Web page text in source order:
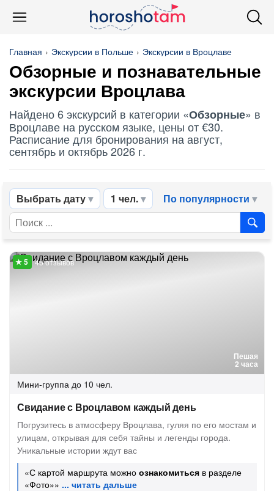
Главная Экскурсии в Польше Экскурсии в Вроцлаве
Обзорные и познавательные
экскурсии Вроцлава
Найдено 6 экскурсий в категории «Обзорные» в
Вроцлаве на русском языке, цены от €30.
Расписание для бронирования на август,
сентябрь и октябрь 2026 г.
Выбрать дату 1 чел. По популярности
Пешая
2 часа
45 отзывов
Мини-группа до 10 чел.
Свидание с Вроцлавом каждый день
Погрузитесь в атмосферу Вроцлава, гуляя по его мостам и
улицам, открывая для себя тайны и легенды города.
Уникальные истории ждут вас
«С картой маршрута можно ознакомиться в разделе
«Фото»»